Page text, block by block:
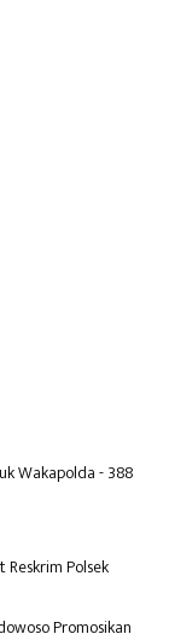
Wakapolda- 388
Polsek
Promosikan